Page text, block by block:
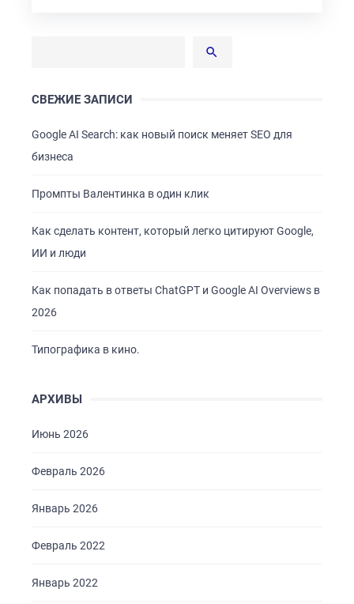
СВЕЖИЕ ЗАПИСИ
Google AI Search: как новый поиск меняет SEO для
бизнеса
Промпты Валентинка в один клик
Как сделать контент, который легко цитируют Google,
ИИ и люди
Как попадать в ответы ChatGPT и Google AI Overviews в
2026
Типографика в кино.
АРХИВЫ
Июнь 2026
Февраль 2026
Январь 2026
Февраль 2022
Январь 2022